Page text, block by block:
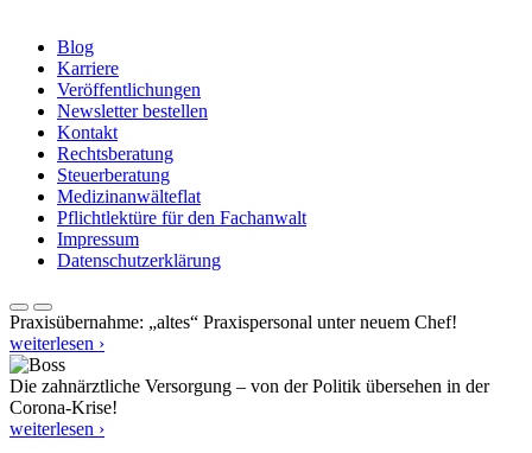
Blog
Karriere
Veröffentlichungen
Newsletter bestellen
Kontakt
Rechtsberatung
Steuerberatung
Medizinanwälteflat
Pflichtlektüre für den Fachanwalt
Impressum
Datenschutzerklärung
Praxisübernahme: „altes“ Praxispersonal unter neuem Chef!
weiterlesen ›
Die zahnärztliche Versorgung – von der Politik übersehen in der
Corona-Krise!
weiterlesen ›